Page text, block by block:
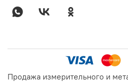
Продажа измерительного и